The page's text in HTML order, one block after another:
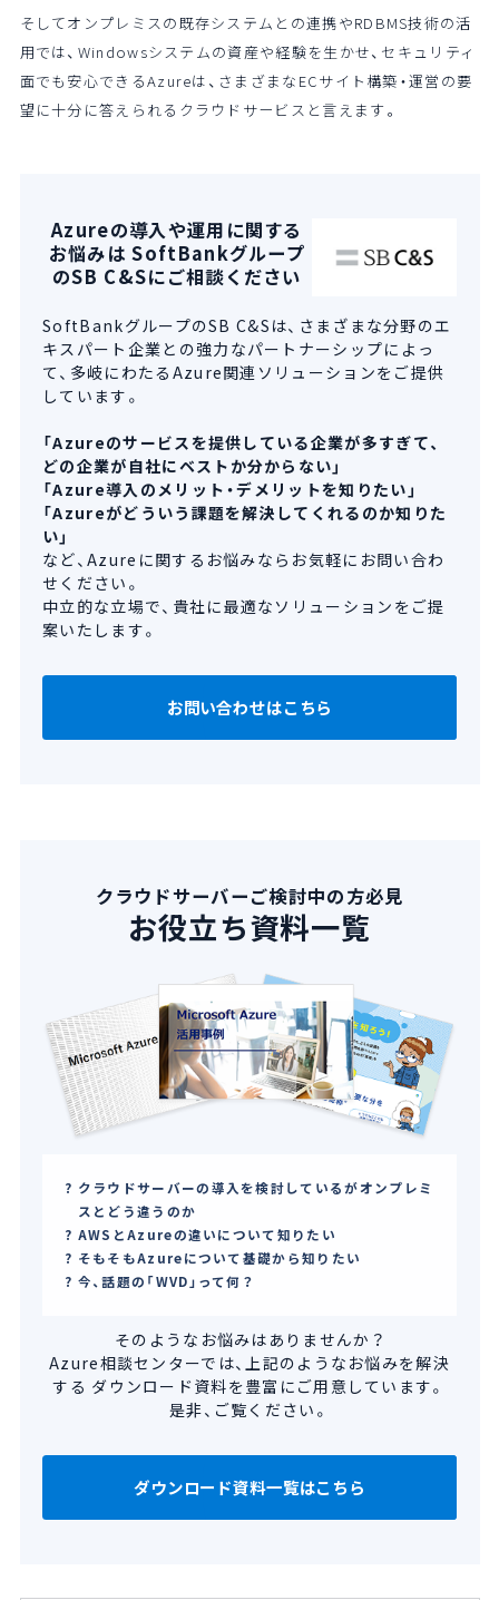
そしてオンプレミスの既存システムとの連携やRDBMS技術の活
用では、Windowsシステムの資産や経験を生かせ、セキュリティ
面でも安心できるAzureは、さまざまなECサイト構築・運営の要
望に十分に答えられるクラウドサービスと言えます。
Azureの導入や運用に関する
お悩みは SoftBankグループ
のSB C&Sにご相談ください
SoftBankグループのSB C&Sは、さまざまな分野のエ
キスパート企業との強力なパートナーシップによっ
て、多岐にわたるAzure関連ソリューションをご提供
しています。
「Azureのサービスを提供している企業が多すぎて、
どの企業が自社にベストか分からない」
「Azure導入のメリット・デメリットを知りたい」
「Azureがどういう課題を解決してくれるのか知りた
い」
など、Azureに関するお悩みならお気軽にお問い合わ
せください。
中立的な立場で、貴社に最適なソリューションをご提
案いたします。
お問い合わせはこちら
クラウドサーバーご検討中の方必見
お役立ち資料一覧
クラウドサーバーの導入を検討しているがオンプレミ
スとどう違うのか
AWSとAzureの違いについて知りたい
そもそもAzureについて基礎から知りたい
今、話題の「WVD」って何？
そのようなお悩みはありませんか？
Azure相談センターでは、上記のようなお悩みを解決
する ダウンロード資料を豊富にご用意しています。
是非、ご覧ください。
ダウンロード資料一覧はこちら